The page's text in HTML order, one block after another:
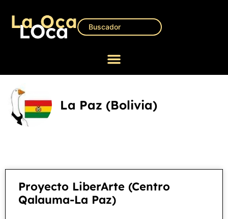
La Paz (Bolivia)
Proyecto LiberArte (Centro
Qalauma-La Paz)